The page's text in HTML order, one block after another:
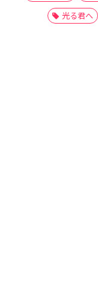
光る君へ